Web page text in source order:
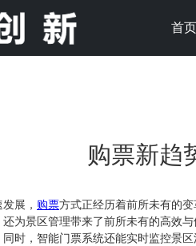
首页
购票新趋
展， 购票方式正经历着前所未有的
为景区管理带来了前所未有的高效
同时，智能门票系统还能实时监控景